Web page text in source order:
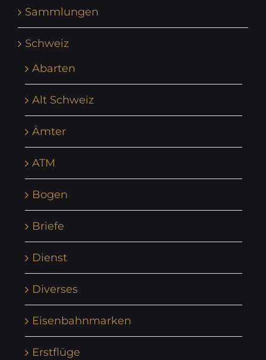
Sammlungen
Schweiz
Abarten
Alt Schweiz
Ämter
ATM
Bogen
Briefe
Dienst
Diverses
Eisenbahnmarken
Erstflüge